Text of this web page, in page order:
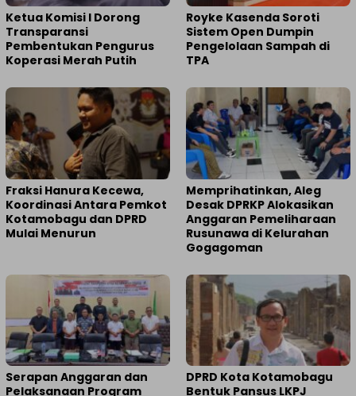
Ketua Komisi I Dorong
Transparansi
Pembentukan Pengurus
Koperasi Merah Putih
Royke Kasenda Soroti
Sistem Open Dumpin
Pengelolaan Sampah di
TPA
Fraksi Hanura Kecewa,
Koordinasi Antara Pemkot
Kotamobagu dan DPRD
Mulai Menurun
Memprihatinkan, Aleg
Desak DPRKP Alokasikan
Anggaran Pemeliharaan
Rusunawa di Kelurahan
Gogagoman
Serapan Anggaran dan
Pelaksanaan Program
DPRD Kota Kotamobagu
Bentuk Pansus LKPJ